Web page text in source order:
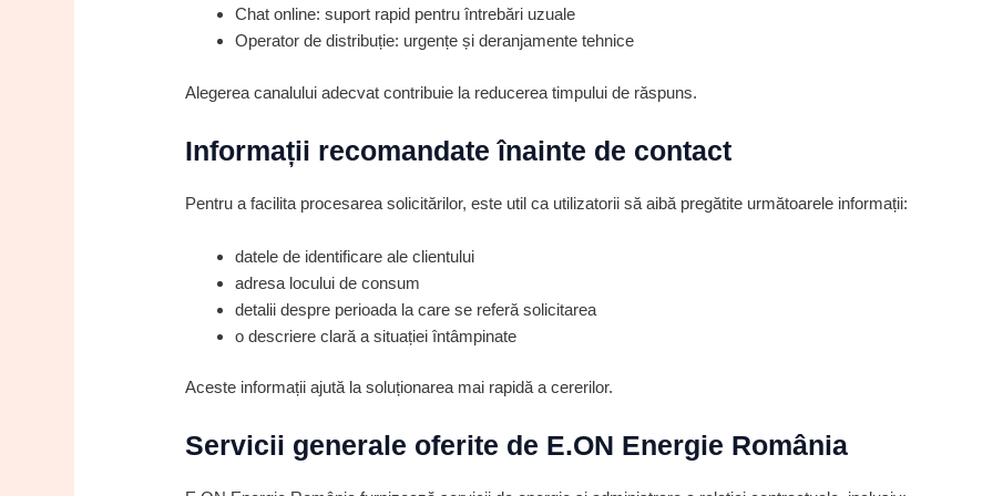
Chat online: suport rapid pentru întrebări uzuale
Operator de distribuție: urgențe și deranjamente tehnice
Alegerea canalului adecvat contribuie la reducerea timpului de răspuns.
Informații recomandate înainte de contact
Pentru a facilita procesarea solicitărilor, este util ca utilizatorii să aibă pregătite următoarele informații:
datele de identificare ale clientului
adresa locului de consum
detalii despre perioada la care se referă solicitarea
o descriere clară a situației întâmpinate
Aceste informații ajută la soluționarea mai rapidă a cererilor.
Servicii generale oferite de E.ON Energie România